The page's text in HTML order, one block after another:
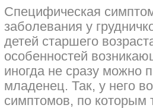
Специфическая
заболевания у
детей старшего
особенностей
иногда не сразу можно
младенец. Так, у него
симптомов, по